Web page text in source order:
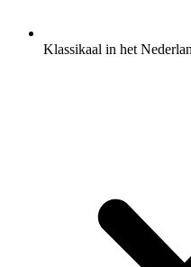
Klassikaal in het